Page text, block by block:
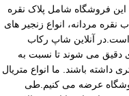
فروشگاه شامل پلاک نقره
نقره مردانه، انواع زنجیر های
است.در آنلاین شاپ رکاب
می شوند تا نسبت به
باشند. ما انواع متریال
عرضه می کنیم.طی